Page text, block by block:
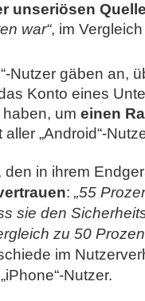
unseriösen
war“, im
Nutzer gäben an,
Konto eines
um einen
„Android“-
den in ihrem
: „55
sie den
zu 50
im
Nutzer.